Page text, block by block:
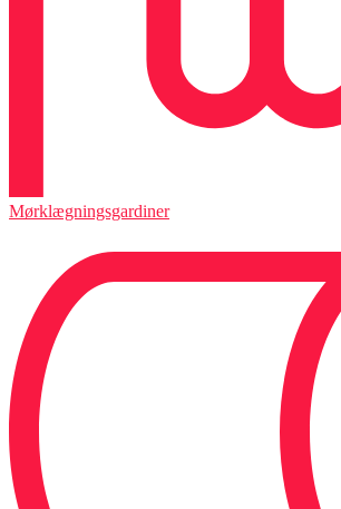
Mørklægningsgardiner